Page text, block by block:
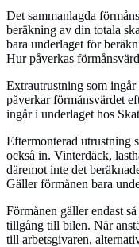
Det sammanlagda
beräkning av din totala
bara underlaget för
Hur påverkas
Extrautrustning som
påverkar förmånsvärdet
ingår i underlaget hos
Eftermonterad utrustning
också in. Vinterdäck,
däremot inte det
Gäller förmånen bara
Förmånen gäller endast
tillgång till bilen. När
till arbetsgivaren,